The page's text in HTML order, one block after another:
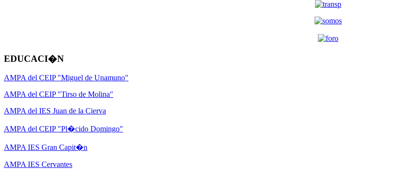
EDUCACI�N
AMPA del CEIP "Miguel de Unamuno"
AMPA del CEIP "Tirso de Molina"
AMPA del IES Juan de la Cierva
AMPA del CEIP "Pl�cido Domingo"
AMPA IES Gran Capit�n
AMPA IES Cervantes